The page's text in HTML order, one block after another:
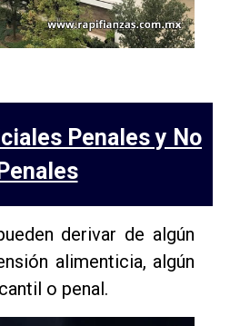
Penales y No
Penales
derivar de algún
alimenticia, algún
o penal.